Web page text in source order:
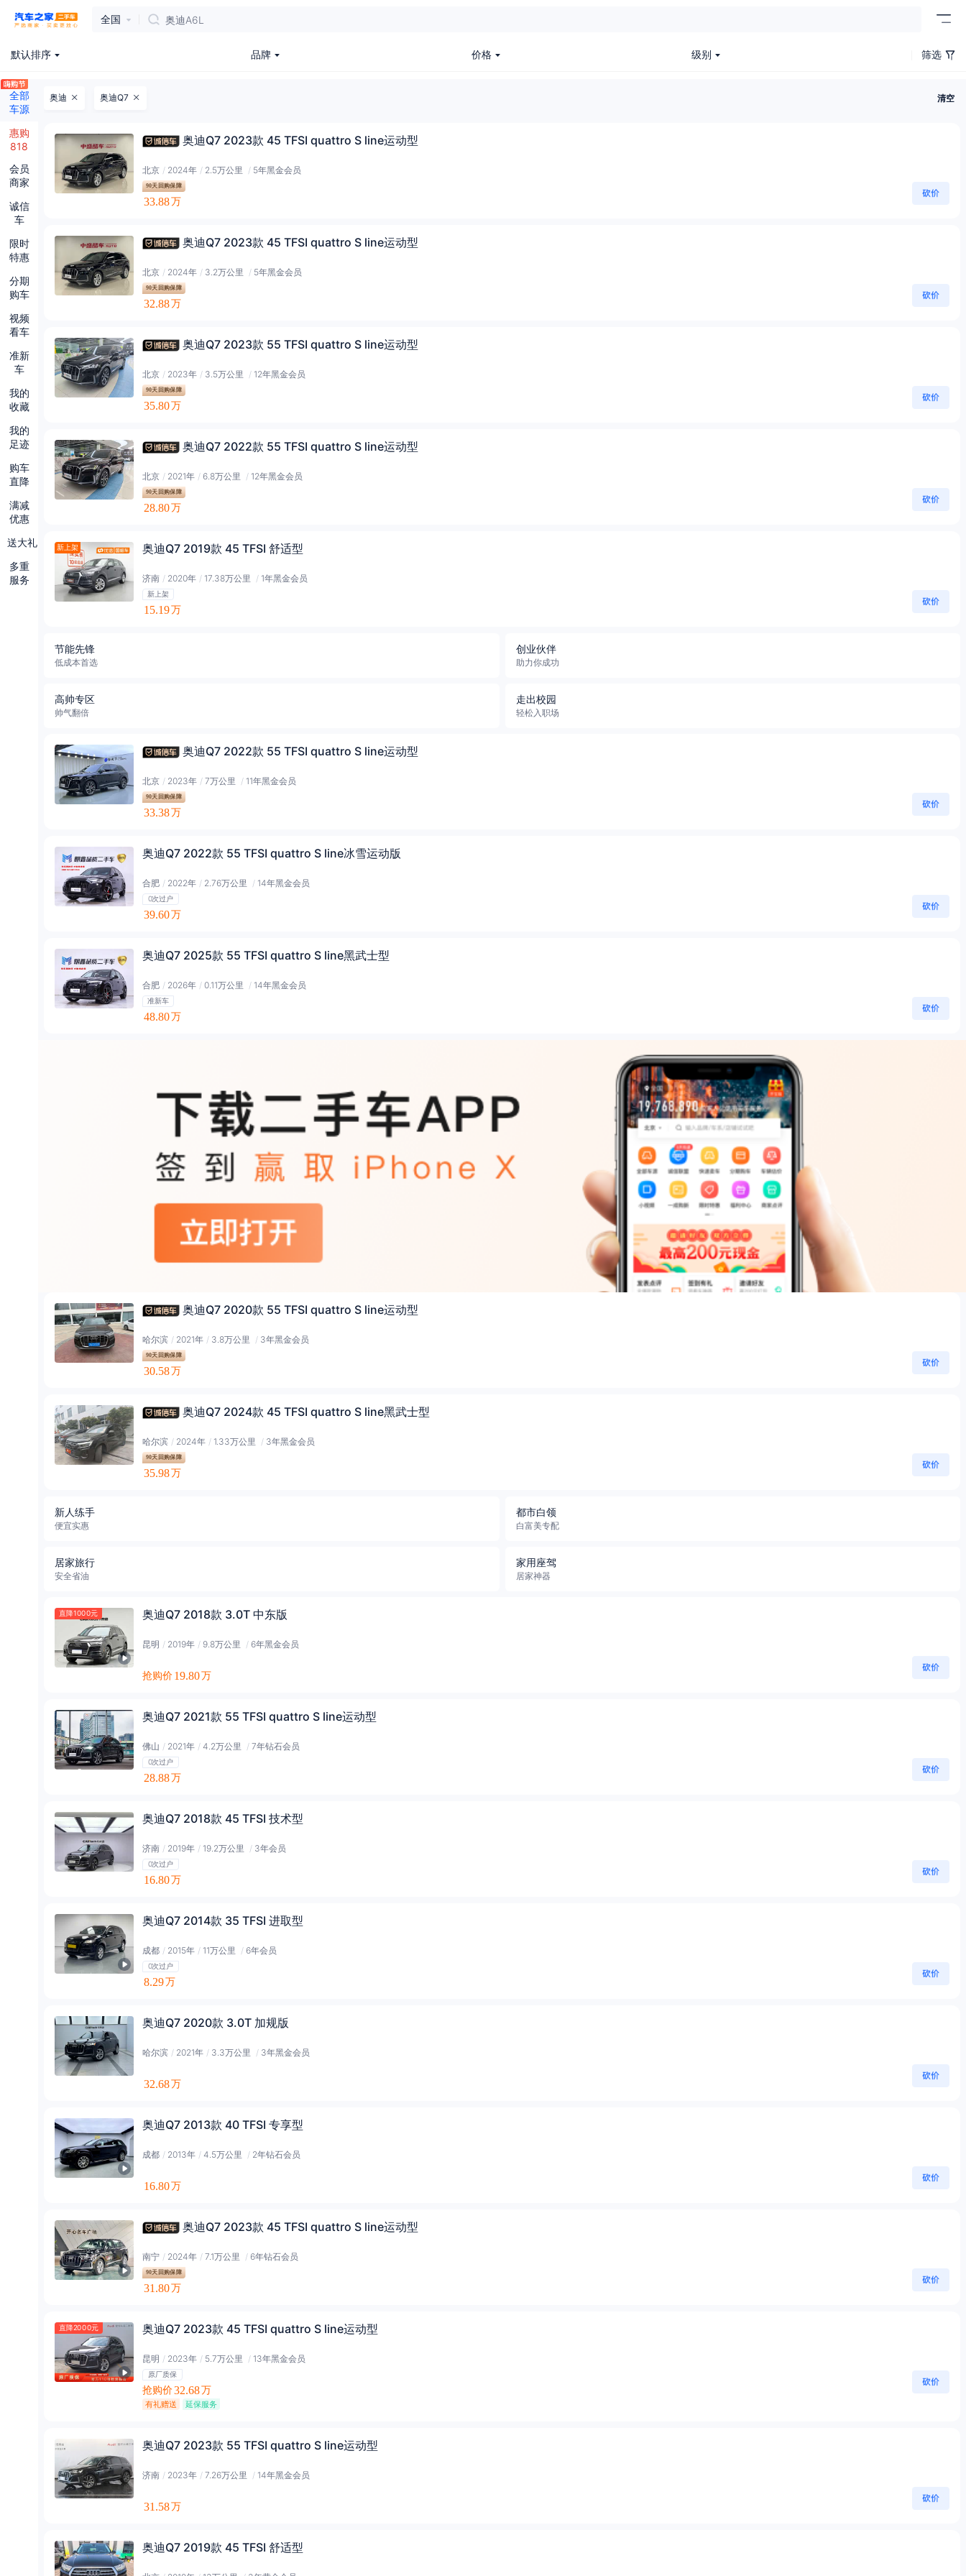
全国 奥迪A6L
默认排序 品牌 价格 级别 筛选
全部
车源
惠购
818
会员
商家
诚信
车
限时
特惠
分期
购车
视频
看车
准新
车
我的
收藏
我的
足迹
购车
直降
满减
优惠
送大礼
多重
服务
奥迪 奥迪Q7 清空
奥迪Q7 2023款 45 TFSI quattro S line运动型
北京 / 2024年 / 2.5万公里 / 5年黑金会员
90天回购保障
33.88万
奥迪Q7 2023款 45 TFSI quattro S line运动型
北京 / 2024年 / 3.2万公里 / 5年黑金会员
90天回购保障
32.88万
奥迪Q7 2023款 55 TFSI quattro S line运动型
北京 / 2023年 / 3.5万公里 / 12年黑金会员
90天回购保障
35.80万
奥迪Q7 2022款 55 TFSI quattro S line运动型
北京 / 2021年 / 6.8万公里 / 12年黑金会员
90天回购保障
28.80万
新上架 奥迪Q7 2019款 45 TFSI 舒适型
济南 / 2020年 / 17.38万公里 / 1年黑金会员
新上架
15.19万
节能先锋
低成本首选
创业伙伴
助力你成功
高帅专区
帅气翻倍
走出校园
轻松入职场
奥迪Q7 2022款 55 TFSI quattro S line运动型
北京 / 2023年 / 7万公里 / 11年黑金会员
90天回购保障
33.38万
奥迪Q7 2022款 55 TFSI quattro S line冰雪运动版
合肥 / 2022年 / 2.76万公里 / 14年黑金会员
0次过户
39.60万
奥迪Q7 2025款 55 TFSI quattro S line黑武士型
合肥 / 2026年 / 0.11万公里 / 14年黑金会员
准新车
48.80万
奥迪Q7 2020款 55 TFSI quattro S line运动型
哈尔滨 / 2021年 / 3.8万公里 / 3年黑金会员
90天回购保障
30.58万
奥迪Q7 2024款 45 TFSI quattro S line黑武士型
哈尔滨 / 2024年 / 1.33万公里 / 3年黑金会员
90天回购保障
35.98万
新人练手
便宜实惠
都市白领
白富美专配
居家旅行
安全省油
家用座驾
居家神器
直降1000元 奥迪Q7 2018款 3.0T 中东版
昆明 / 2019年 / 9.8万公里 / 6年黑金会员
抢购价19.80万
奥迪Q7 2021款 55 TFSI quattro S line运动型
佛山 / 2021年 / 4.2万公里 / 7年钻石会员
0次过户
28.88万
奥迪Q7 2018款 45 TFSI 技术型
济南 / 2019年 / 19.2万公里 / 3年会员
0次过户
16.80万
奥迪Q7 2014款 35 TFSI 进取型
成都 / 2015年 / 11万公里 / 6年会员
0次过户
8.29万
奥迪Q7 2020款 3.0T 加规版
哈尔滨 / 2021年 / 3.3万公里 / 3年黑金会员
32.68万
奥迪Q7 2013款 40 TFSI 专享型
成都 / 2013年 / 4.5万公里 / 2年钻石会员
16.80万
奥迪Q7 2023款 45 TFSI quattro S line运动型
南宁 / 2024年 / 7.1万公里 / 6年钻石会员
90天回购保障
31.80万
直降2000元 奥迪Q7 2023款 45 TFSI quattro S line运动型
昆明 / 2023年 / 5.7万公里 / 13年黑金会员
原厂质保
抢购价32.68万
有礼赠送 延保服务
奥迪Q7 2023款 55 TFSI quattro S line运动型
济南 / 2023年 / 7.26万公里 / 14年黑金会员
31.58万
奥迪Q7 2019款 45 TFSI 舒适型